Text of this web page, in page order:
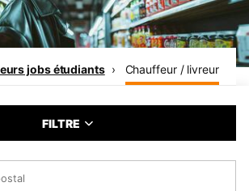
jobs étudiants Chauffeur / livreur
FILTRE